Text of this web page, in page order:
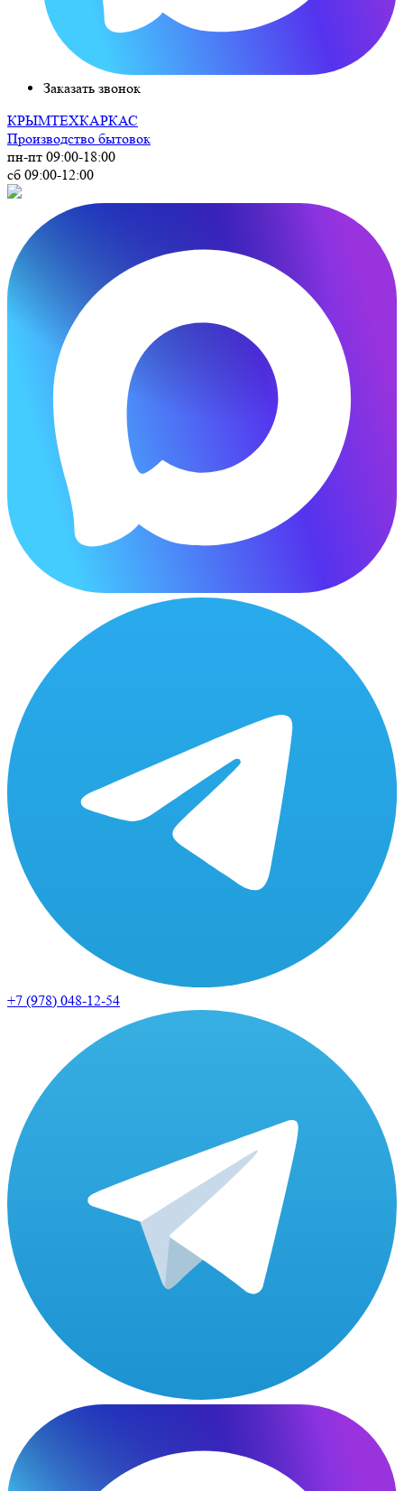
Заказать звонок
КРЫМТЕХКАРКАС
Производство бытовок
пн-пт 09:00-18:00
сб 09:00-12:00
+7 (978) 048-12-54